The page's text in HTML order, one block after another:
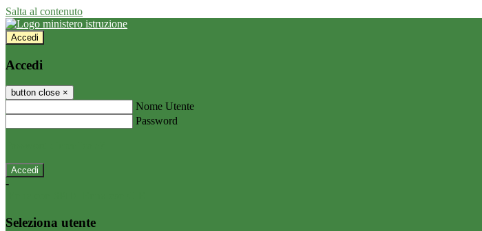
Salta al contenuto
Accedi
Accedi
button close ×
Nome Utente
Password
-
Seleziona utente